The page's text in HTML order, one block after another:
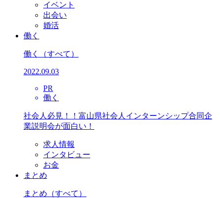
イベント
出会い
婚活
働く
働く （すべて）
2022.09.03
PR
働く
社会人必見！！富山県社会人インターンシップ合同企
業説明会が面白い！
求人情報
インタビュー
お金
まとめ
まとめ （すべて）